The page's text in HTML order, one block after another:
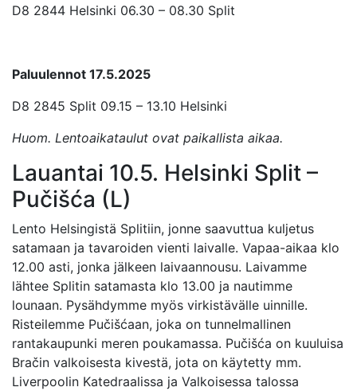
D8 2844 Helsinki 06.30 – 08.30 Split
Paluulennot 17.5.2025
D8 2845 Split 09.15 – 13.10 Helsinki
Huom. Lentoaikataulut ovat paikallista aikaa.
Lauantai 10.5. Helsinki Split –
Pučišća (L)
Lento Helsingistä Splitiin, jonne saavuttua kuljetus
satamaan ja tavaroiden vienti laivalle. Vapaa-aikaa klo
12.00 asti, jonka jälkeen laivaannousu. Laivamme
lähtee Splitin satamasta klo 13.00 ja nautimme
lounaan. Pysähdymme myös virkistävälle uinnille.
Risteilemme Pučišćaan, joka on tunnelmallinen
rantakaupunki meren poukamassa. Pučišća on kuuluisa
Bračin valkoisesta kivestä, jota on käytetty mm.
Liverpoolin Katedraalissa ja Valkoisessa talossa